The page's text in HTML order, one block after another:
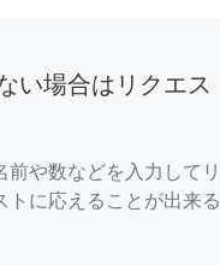
い場合はリクエス
や数などを入力してリ
トに応えることが出来る